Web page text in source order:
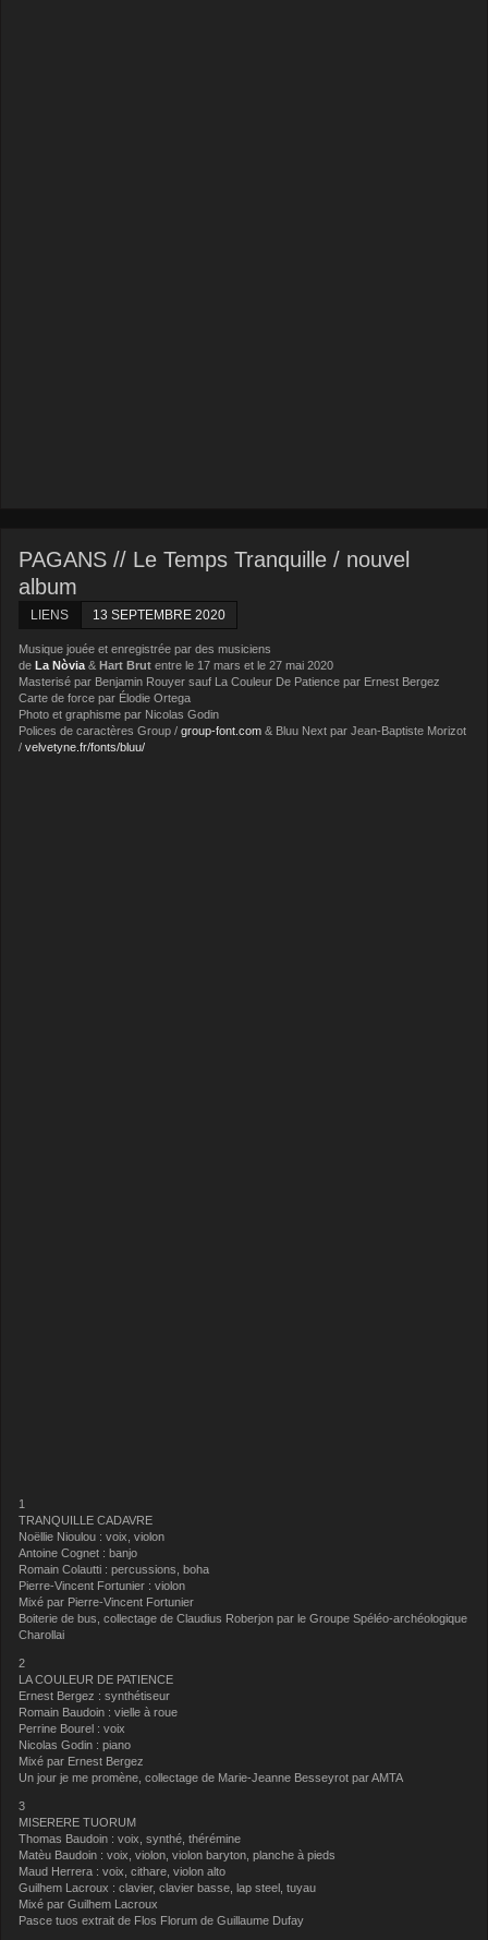
PAGANS // Le Temps Tranquille / nouvel
album
LIENS 13 SEPTEMBRE 2020
Musique jouée et enregistrée par des musiciens
deLa Nòvia &Hart Brut entre le 17 mars et le 27 mai 2020
Masterisé par Benjamin Rouyer sauf La Couleur De Patience par Ernest Bergez
Carte de force par Élodie Ortega
Photo et graphisme par Nicolas Godin
Polices de caractères Group /group-font.com & Bluu Next par Jean-Baptiste Morizot
/velvetyne.fr/fonts/bluu/
1
TRANQUILLE CADAVRE
Noëllie Nioulou : voix, violon
Antoine Cognet : banjo
Romain Colautti : percussions, boha
Pierre-Vincent Fortunier : violon
Mixé par Pierre-Vincent Fortunier
Boiterie de bus, collectage de Claudius Roberjon par le Groupe Spéléo-archéologique
Charollai
2
LA COULEUR DE PATIENCE
Ernest Bergez : synthétiseur
Romain Baudoin : vielle à roue
Perrine Bourel : voix
Nicolas Godin : piano
Mixé par Ernest Bergez
Un jour je me promène, collectage de Marie-Jeanne Besseyrot parAMTA
3
MISERERE TUORUM
Thomas Baudoin : voix, synthé, thérémine
Matèu Baudoin : voix, violon, violon baryton, planche à pieds
Maud Herrera : voix, cithare, violon alto
Guilhem Lacroux : clavier, clavier basse, lap steel, tuyau
Mixé par Guilhem Lacroux
Pasce tuos extrait de Flos Florum de Guillaume Dufay